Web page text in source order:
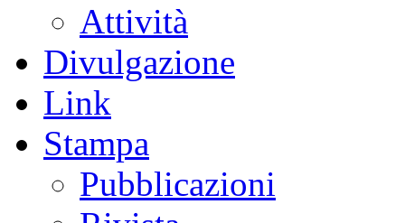
Attività
Divulgazione
Link
Stampa
Pubblicazioni